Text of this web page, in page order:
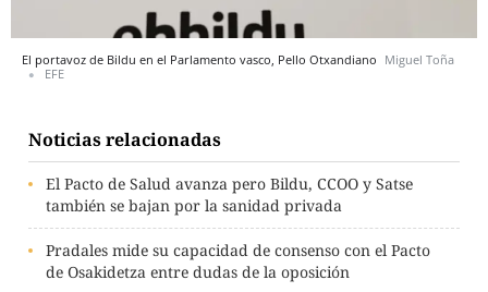
El portavoz de Bildu en el Parlamento vasco, Pello Otxandiano Miguel Toña
EFE
Noticias relacionadas
El Pacto de Salud avanza pero Bildu, CCOO y Satse
también se bajan por la sanidad privada
Pradales mide su capacidad de consenso con el Pacto
de Osakidetza entre dudas de la oposición